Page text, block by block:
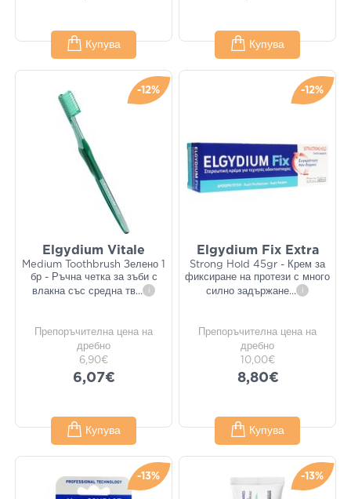
Купува Купува
-12%
Elgydium Vitale
Medium Toothbrush Зелено 1
бр - Ръчна четка за зъби с
влакна със средна тв... i
Препоръчителна цена на
дребно
6,90€
6,07€
Купува
-12%
Elgydium Fix Extra
Strong Hold 45gr - Крем за
фиксиране на протези с много
силно задържане... i
Препоръчителна цена на
дребно
10,00€
8,80€
Купува
-13% -13%